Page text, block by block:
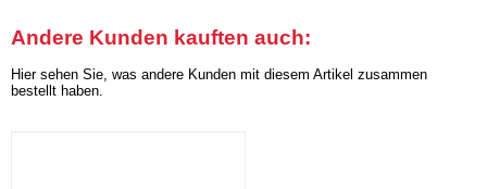
Andere Kunden kauften auch:
Hier sehen Sie, was andere Kunden mit diesem Artikel zusammen
bestellt haben.